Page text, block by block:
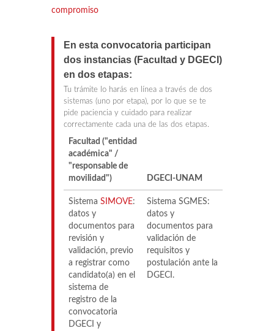
compromiso
En esta convocatoria participan
dos instancias (Facultad y DGECI)
en dos etapas:
Tu trámite lo harás en línea a través de dos
sistemas (uno por etapa), por lo que se te
pide paciencia y cuidado para realizar
correctamente cada una de las dos etapas.
Facultad ("entidad
académica" /
"responsable de
movilidad")
DGECI-UNAM
Sistema SIMOVE:
datos y
documentos para
revisión y
validación, previo
a registrar como
candidato(a) en el
sistema de
registro de la
convocatoria
DGECI y
Sistema SGMES:
datos y
documentos para
validación de
requisitos y
postulación ante la
DGECI.